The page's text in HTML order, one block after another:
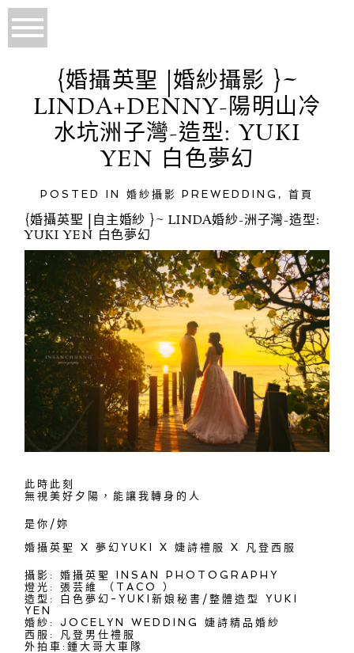
{婚攝英聖 |婚紗攝影 }~
LINDA+DENNY-陽明山冷
水坑洲子灣-造型: YUKI
YEN 白色夢幻
POSTED IN 婚紗攝影 PREWEDDING ,首頁
{婚攝英聖 |自主婚紗 }~ LINDA婚紗-洲子灣-造型:
YUKI YEN 白色夢幻
此時此刻
無視美好夕陽，能讓我轉身的人
是你/妳
婚攝英聖 X 夢幻YUKI X 婕詩禮服 X 凡登西服
攝影: 婚攝英聖 INSAN PHOTOGRAPHY
燈光: 張芸維 （TACO ）
造型: 白色夢幻-YUKI新娘秘書/整體造型 YUKI
YEN
婚紗: JOCELYN WEDDING 婕詩精品婚紗
西服: 凡登男仕禮服
外拍車:鍾大哥大車隊